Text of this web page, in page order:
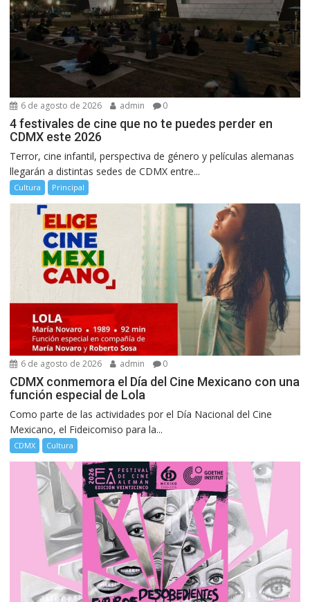
6 de agosto de 2026 admin 0
4 festivales de cine que no te puedes perder en
CDMX este 2026
Terror, cine infantil, perspectiva de género y películas alemanas
llegarán a distintas sedes de CDMX entre...
Cultura Principal
6 de agosto de 2026 admin 0
CDMX conmemora el Día del Cine Mexicano con una
función especial de Lola
Como parte de las actividades por el Día Nacional del Cine
Mexicano, el Fideicomiso para la...
CDMX Cultura